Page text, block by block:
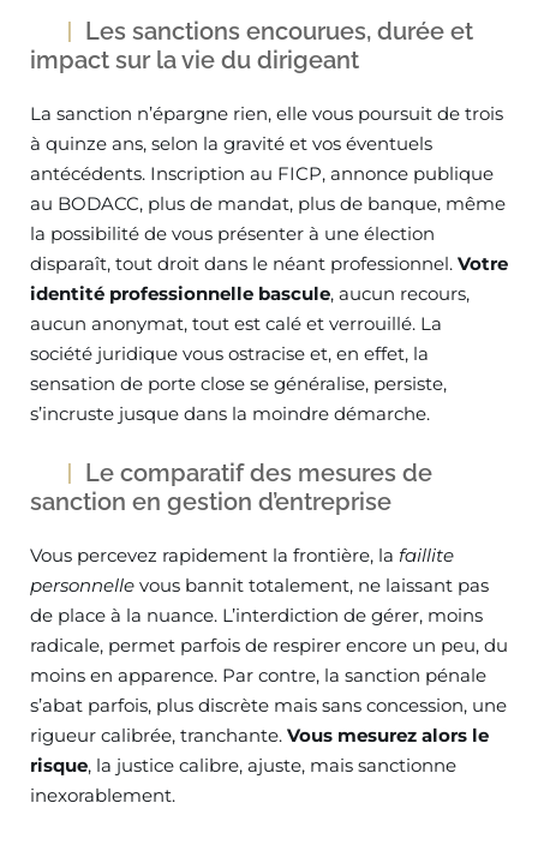
Les sanctions encourues, durée et
impact sur la vie du dirigeant
La sanction n’épargne rien, elle vous poursuit de trois
à quinze ans, selon la gravité et vos éventuels
antécédents. Inscription au FICP, annonce publique
au BODACC, plus de mandat, plus de banque, même
la possibilité de vous présenter à une élection
disparaît, tout droit dans le néant professionnel. Votre
identité professionnelle bascule, aucun recours,
aucun anonymat, tout est calé et verrouillé. La
société juridique vous ostracise et, en effet, la
sensation de porte close se généralise, persiste,
s’incruste jusque dans la moindre démarche.
Le comparatif des mesures de
sanction en gestion d’entreprise
Vous percevez rapidement la frontière, la faillite
personnelle vous bannit totalement, ne laissant pas
de place à la nuance. L’interdiction de gérer, moins
radicale, permet parfois de respirer encore un peu, du
moins en apparence. Par contre, la sanction pénale
s’abat parfois, plus discrète mais sans concession, une
rigueur calibrée, tranchante. Vous mesurez alors le
risque, la justice calibre, ajuste, mais sanctionne
inexorablement.